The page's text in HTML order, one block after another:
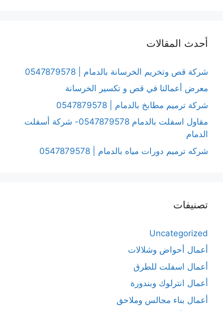
أحدث المقالات
شركة قص وتخريم الخرسانة بالدمام | 0547879578
معرض أعمالنا في قص و تكسير الخرسانة
شركة ترميم مطابخ بالدمام | 0547879578
مقاول اسفلت بالدمام 0547879578- شركة أسفلت
الدمام
شركه ترميم دورات مياه بالدمام | 0547879578
تصنيفات
Uncategorized
أعمال أحواض وشلالات
أعمال اسفلت للطرق
أعمال انترلوك وبندورة
أعمال بناء مجالس وملاحق